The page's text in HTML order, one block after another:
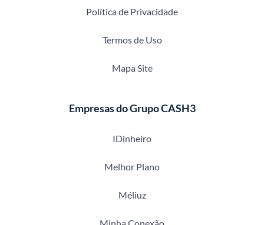
Política de Privacidade
Termos de Uso
Mapa Site
Empresas do Grupo CASH3
IDinheiro
Melhor Plano
Méliuz